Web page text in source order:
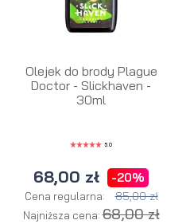
Olejek do brody Plague
Doctor - Slickhaven -
30ml
5.0
68,00 zł -20%
Cena regularna: 85,00 zł
Najniższa cena:68,00 zł